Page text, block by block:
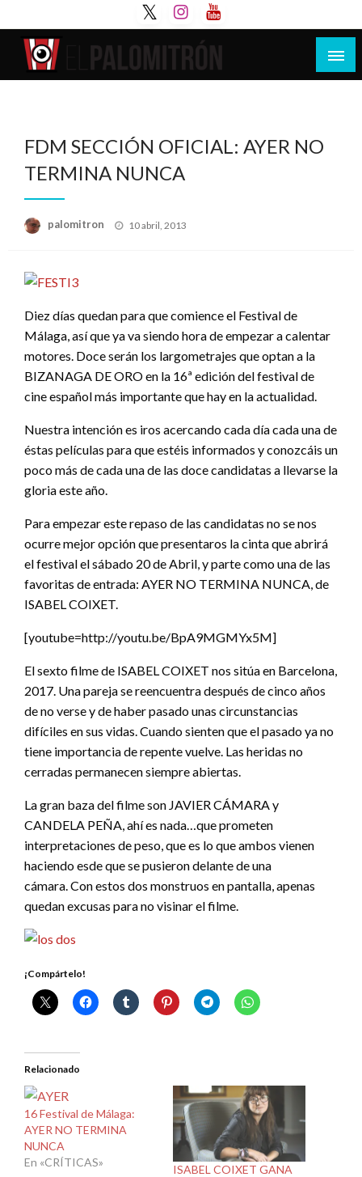
al
contenido
Tu espacio de la industria de cine española y
FDM SECCIÓN OFICIAL: AYER NO
TERMINA NUNCA
palomitron
Publicado
10 abril, 2013
Diez días quedan para que comience el Festival de
Málaga, así que ya va siendo hora de empezar a calentar
motores. Doce serán los largometrajes que optan a la
BIZANAGA DE ORO en la 16ª edición del festival de
cine español más importante que hay en la actualidad.
Nuestra intención es iros acercando cada día cada una de
éstas películas para que estéis informados y conozcáis un
poco más de cada una de las doce candidatas a llevarse la
gloria este año.
Para empezar este repaso de las candidatas no se nos
ocurre mejor opción que presentaros la cinta que abrirá
el festival el sábado 20 de Abril, y parte como una de las
favoritas de entrada: AYER NO TERMINA NUNCA, de
ISABEL COIXET.
[youtube=http://youtu.be/BpA9MGMYx5M]
El sexto filme de ISABEL COIXET nos sitúa en Barcelona,
2017. Una pareja se reencuentra después de cinco años
de no verse y de haber pasado unas circunstancias
difíciles en sus vidas. Cuando sienten que el pasado ya no
tiene importancia de repente vuelve. Las heridas no
cerradas permanecen siempre abiertas.
La gran baza del filme son JAVIER CÁMARA y
CANDELA PEÑA, ahí es nada…que prometen
interpretaciones de peso, que es lo que ambos vienen
haciendo esde que se pusieron delante de una
cámara. Con estos dos monstruos en pantalla, apenas
quedan excusas para no visinar el filme.
¡Compártelo!
Relacionado
16 Festival de Málaga:
AYER NO TERMINA
NUNCA
En «CRÍTICAS»
ISABEL COIXET GANA